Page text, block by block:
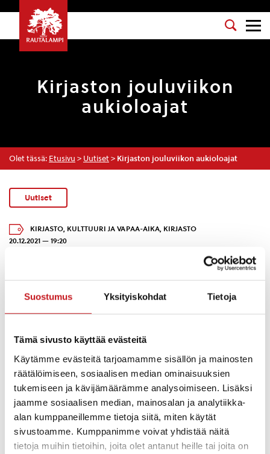
Suostumus Yksityiskohdat Tietoja
Tämä sivusto käyttää evästeitä
Käytämme evästeitä tarjoamamme sisällön ja mainosten
räätälöimiseen, sosiaalisen median ominaisuuksien
tukemiseen ja kävijämäärämme analysoimiseen. Lisäksi
jaamme sosiaalisen median, mainosalan ja analytiikka-
alan kumppaneillemme tietoja siitä, miten käytät
sivustoamme. Kumppanimme voivat yhdistää näitä
tietoja muihin tietoihin, joita olet antanut heille tai joita on
Kirjaston jouluviikon
aukioloajat
Olet tässä: Etusivu > Uutiset > Kirjaston jouluviikon aukioloajat
Uutiset
KIRJASTO, KULTTUURI JA VAPAA-AIKA, KIRJASTO
20.12.2021 — 19:20
Asiakaspalvelu palvelee torstaina 23.12. klo 10 – 15.
Perjantaina 24.12. kirjaston asiakaspalvelu on suljettuna.
Omatoimikirjaston aukioloaika torstaina 23.12. klo 7 – 21.
Ja 24.12.- 26.12. omatoimikirjastoa voi käyttää klo 7 – 18.
Kysy lisää:
Rautalammin kirjasto
Rautalammin kirjasto
040 164 3000
rautalammin.kirjasto@rautalampi.fi